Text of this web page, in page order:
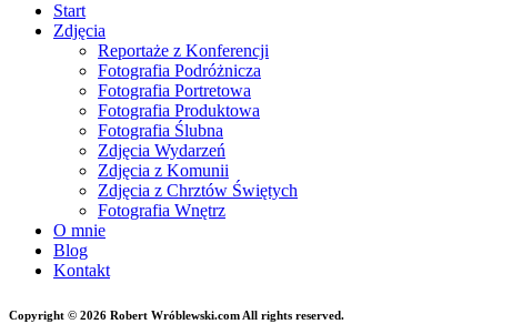
Start
Zdjęcia
Reportaże z Konferencji
Fotografia Podróżnicza
Fotografia Portretowa
Fotografia Produktowa
Fotografia Ślubna
Zdjęcia Wydarzeń
Zdjęcia z Komunii
Zdjęcia z Chrztów Świętych
Fotografia Wnętrz
O mnie
Blog
Kontakt
Copyright © 2026 Robert Wróblewski.com All rights reserved.